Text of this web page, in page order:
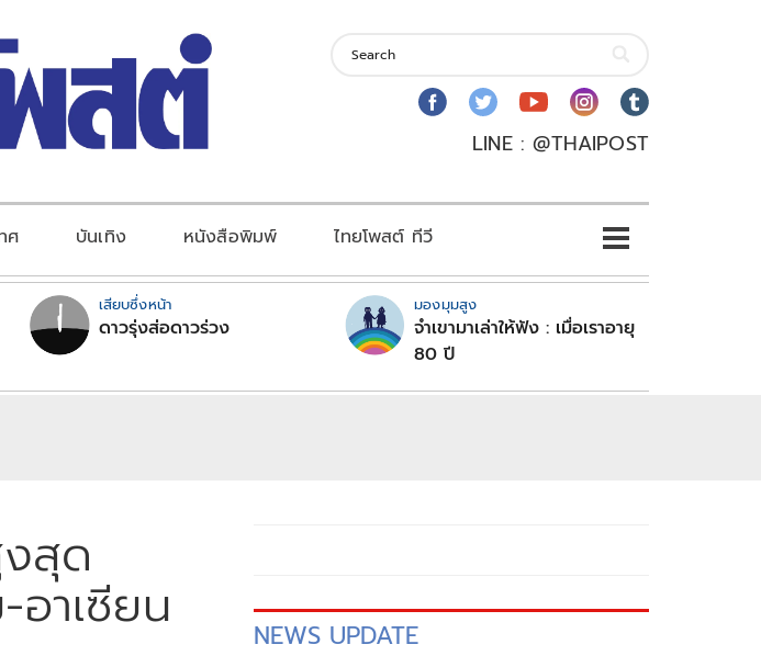
LINE : @THAIPOST
ศ บันเทิง หนังสือพิมพ์ ไทยโพสต์ ทีวี
เสียบซึ่งหน้า
ดาวรุ่งส่อดาวร่วง
มองมุมสูง
จำเขามาเล่าให้ฟัง : เมื่อเราอายุ
80 ปี
สุด
อาเซียน NEWS UPDATE